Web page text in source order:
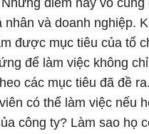
điểm này vô cùng
nhân và doanh nghiệp.
được mục tiêu của tổ
để làm việc không
các mục tiêu đã đề ra.
có thể làm việc nếu
công ty? Làm sao họ